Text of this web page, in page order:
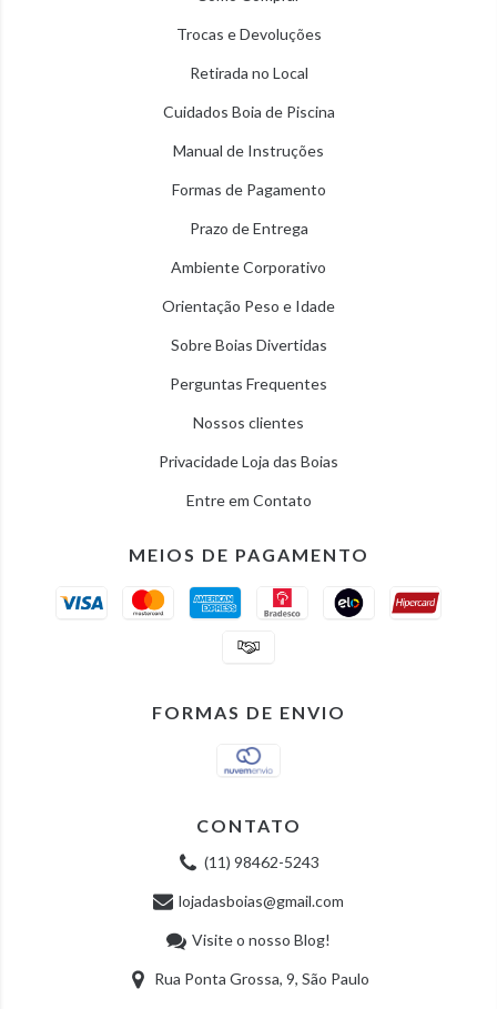
Trocas e Devoluções
Retirada no Local
Cuidados Boia de Piscina
Manual de Instruções
Formas de Pagamento
Prazo de Entrega
Ambiente Corporativo
Orientação Peso e Idade
Sobre Boias Divertidas
Perguntas Frequentes
Nossos clientes
Privacidade Loja das Boias
Entre em Contato
MEIOS DE PAGAMENTO
FORMAS DE ENVIO
CONTATO
(11) 98462-5243
lojadasboias@gmail.com
Visite o nosso Blog!
Rua Ponta Grossa, 9, São Paulo